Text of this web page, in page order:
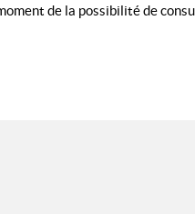
de la possibilité de